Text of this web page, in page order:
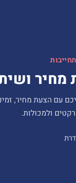
עם הצעת מחיר,
ולמכולות.